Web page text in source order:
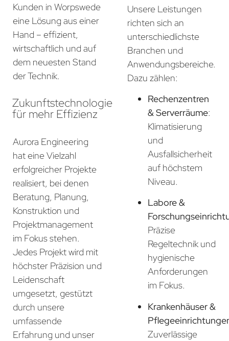
Kunden in Worpswede
eine Lösung aus einer
Hand – effizient,
wirtschaftlich und auf
dem neuesten Stand
der Technik.
Zukunftstechnologie
für mehr Effizienz
Aurora Engineering
hat eine Vielzahl
erfolgreicher Projekte
realisiert, bei denen
Beratung, Planung,
Konstruktion und
Projektmanagement
im Fokus stehen.
Jedes Projekt wird mit
höchster Präzision und
Leidenschaft
umgesetzt, gestützt
durch unsere
umfassende
Erfahrung und unser
Unsere Leistungen
richten sich an
unterschiedlichste
Branchen und
Anwendungsbereiche.
Dazu zählen:
Rechenzentren
& Serverräume:
Klimatisierung
und
Ausfallsicherheit
auf höchstem
Niveau.
Labore &
Präzise
Regeltechnik und
hygienische
Anforderungen
im Fokus.
Krankenhäuser &
Zuverlässige